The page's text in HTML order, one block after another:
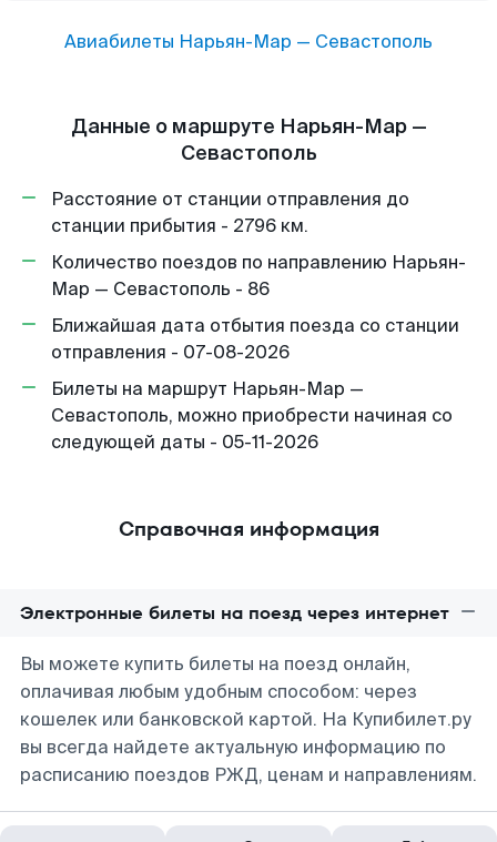
Авиабилеты Нарьян-Мар — Севастополь
Данные о маршруте Нарьян-Мар —
Севастополь
Расстояние от станции отправления до
станции прибытия - 2796 км.
Количество поездов по направлению Нарьян-
Мар — Севастополь - 86
Ближайшая дата отбытия поезда со станции
отправления - 07-08-2026
Билеты на маршрут Нарьян-Мар —
Севастополь, можно приобрести начиная со
следующей даты - 05-11-2026
Справочная информация
Электронные билеты на поезд через интернет
Вы можете купить билеты на поезд онлайн,
оплачивая любым удобным способом: через
кошелек или банковской картой. На Купибилет.ру
вы всегда найдете актуальную информацию по
расписанию поездов РЖД, ценам и направлениям.